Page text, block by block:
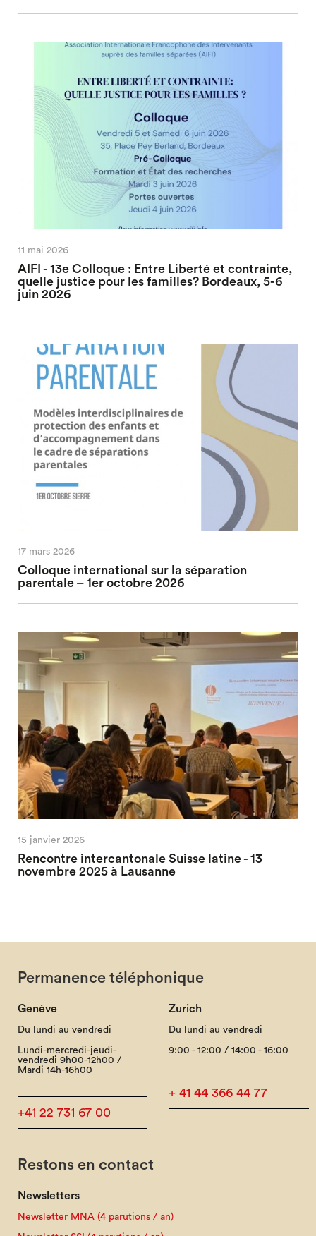
11 mai 2026
AIFI - 13e Colloque : Entre Liberté et contrainte,
quelle justice pour les familles? Bordeaux, 5-6
juin 2026
17 mars 2026
Colloque international sur la séparation
parentale – 1er octobre 2026
15 janvier 2026
Rencontre intercantonale Suisse latine - 13
novembre 2025 à Lausanne
Permanence téléphonique
Genève
Du lundi au vendredi
Lundi-mercredi-jeudi-
vendredi 9h00-12h00 /
Mardi 14h-16h00
+41 22 731 67 00
Zurich
Du lundi au vendredi
9:00 - 12:00 / 14:00 - 16:00
+ 41 44 366 44 77
Restons en contact
Newsletters
Newsletter MNA (4 parutions / an)